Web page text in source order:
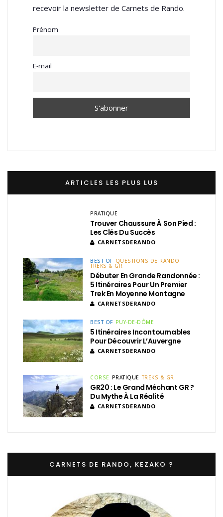
recevoir la newsletter de Carnets de Rando.
Prénom
E-mail
ARTICLES LES PLUS LUS
PRATIQUE
Trouver Chaussure À Son Pied :
Les Clés Du Succès
CARNETSDERANDO
BEST OF QUESTIONS DE RANDO
TREKS & GR
Débuter En Grande Randonnée :
5 Itinéraires Pour Un Premier
Trek En Moyenne Montagne
CARNETSDERANDO
BEST OF PUY-DE-DÔME
5 Itinéraires Incontournables
Pour Découvrir L’Auvergne
CARNETSDERANDO
CORSE PRATIQUE TREKS & GR
GR20 : Le Grand Méchant GR ?
Du Mythe À La Réalité
CARNETSDERANDO
CARNETS DE RANDO, KEZAKO ?